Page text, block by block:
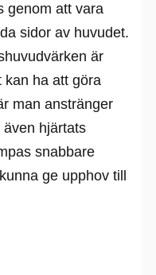
genom att vara
sidor av huvudet.
är
kan ha att göra
man anstränger
hjärtats
snabbare
ge upphov till